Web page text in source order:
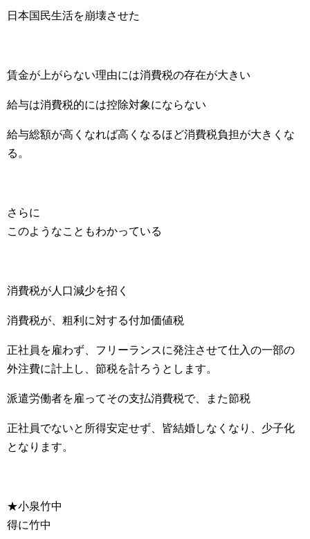
日本国民生活を崩壊させた
賃金が上がらない理由には消費税の存在が大きい
給与は消費税的には控除対象にならない
給与総額が高くなれば高くなるほど消費税負担が大きくな
る。
さらに
このようなこともわかっている
消費税が人口減少を招く
消費税が、粗利に対する付加価値税
正社員を雇わず、フリーランスに発注させて仕入の一部の
外注費に計上し、節税を計ろうとします。
派遣労働者を雇ってその支払消費税で、また節税
正社員でないと所得安定せず、皆結婚しなくなり、少子化
となります。
★小泉竹中
得に竹中